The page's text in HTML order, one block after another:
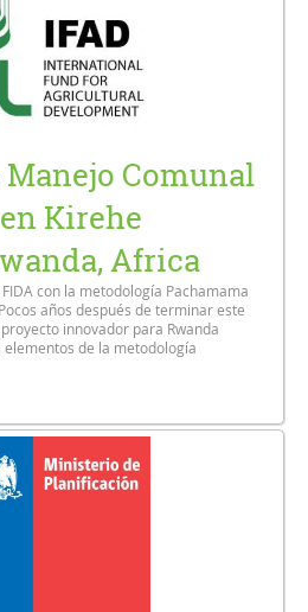
Comunal
Kirehe
Africa
con la metodología Pachamama
años después de terminar este
innovador para Rwanda
de la metodología